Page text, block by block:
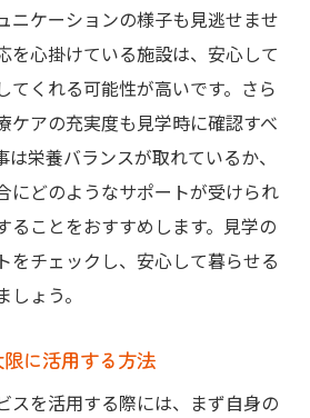
ニケーションの様子も見逃せませ
を心掛けている施設は、安心して
てくれる可能性が高いです。さら
ケアの充実度も見学時に確認すべ
栄養バランスが取れているか、
にどのようなサポートが受けられ
ることをおすすめします。見学の
をチェックし、安心して暮らせる
ょう。
に活用する方法
スを活用する際には、まず自身の